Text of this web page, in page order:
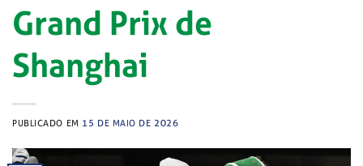
Grand Prix de
Shanghai
PUBLICADO EM 15 DE MAIO DE 2026